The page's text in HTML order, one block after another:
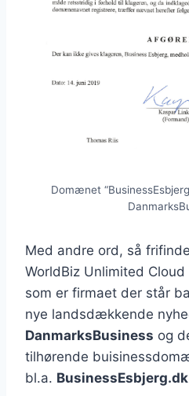
Domænet
Med andre ord, så
WorldBiz Unlimited
som er firmaet der står
nye landsdækkende
DanmarksBusiness og
tilhørende
bl.a. BusinessEsbjerg.dk